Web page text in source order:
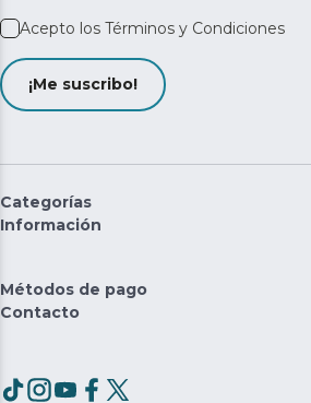
Acepto los Términos y Condiciones
¡Me suscribo!
Categorías
Información
Métodos de pago
Contacto